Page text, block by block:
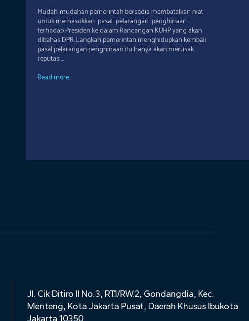
Mudah-mudahan pemerintah bersedia membatalkan niat
untuk memasukkan pasal pelarangan penghinaan
terhadap Presiden ke dalam Rancangan KUHP yang akan
dibahas DPR. Langkah pemerintah menghidupkan kembali
pasal pelarangan penghinaan itu hanya akan merusak
reputasi...
Read more...
Jl. Cik Ditiro II No.3, RT.1/RW.2, Gondangdia, Kec.
Menteng, Kota Jakarta Pusat, Daerah Khusus Ibukota
Jakarta 10350